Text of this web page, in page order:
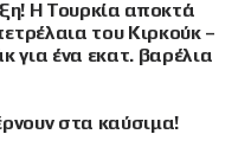
Η Τουρκία αποκτά
του Κιρκούκ –
για ένα εκατ. βαρέλια
στα καύσιμα!